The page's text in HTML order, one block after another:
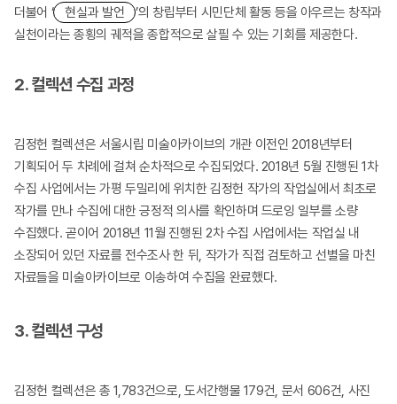
더불어 ‘
현실과 발언
’의 창립부터 시민단체 활동 등을 아우르는 창작과
실천이라는 종횡의 궤적을 종합적으로 살필 수 있는 기회를 제공한다.
2. 컬렉션 수집 과정
김정헌 컬렉션은 서울시립 미술아카이브의 개관 이전인 2018년부터
기획되어 두 차례에 걸쳐 순차적으로 수집되었다. 2018년 5월 진행된 1차
수집 사업에서는 가평 두밀리에 위치한 김정헌 작가의 작업실에서 최초로
작가를 만나 수집에 대한 긍정적 의사를 확인하며 드로잉 일부를 소량
수집했다. 곧이어 2018년 11월 진행된 2차 수집 사업에서는 작업실 내
소장되어 있던 자료를 전수조사 한 뒤, 작가가 직접 검토하고 선별을 마친
자료들을 미술아카이브로 이송하여 수집을 완료했다.
3. 컬렉션 구성
김정헌 컬렉션은 총 1,783건으로, 도서간행물 179건, 문서 606건, 사진